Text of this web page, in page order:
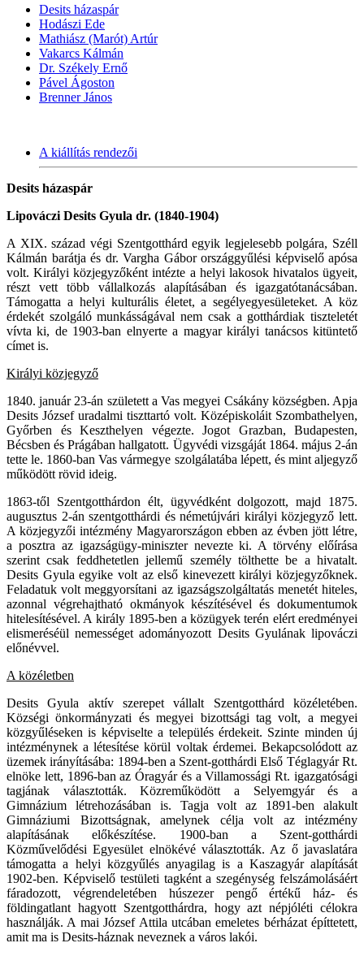
Desits házaspár
Hodászi Ede
Mathiász (Marót) Artúr
Vakarcs Kálmán
Dr. Székely Ernő
Pável Ágoston
Brenner János
A kiállítás rendezői
Desits házaspár
Lipováczi Desits Gyula dr. (1840-1904)
A XIX. század végi Szentgotthárd egyik legjelesebb polgára, Széll
Kálmán barátja és dr. Vargha Gábor országgyűlési képviselő apósa
volt. Királyi közjegyzőként intézte a helyi lakosok hivatalos ügyeit,
részt vett több vállalkozás alapításában és igazgatótanácsában.
Támogatta a helyi kulturális életet, a segélyegyesületeket. A köz
érdekét szolgáló munkásságával nem csak a gotthárdiak tiszteletét
vívta ki, de 1903-ban elnyerte a magyar királyi tanácsos kitüntető
címet is.
Királyi közjegyző
1840. január 23-án született a Vas megyei Csákány községben. Apja
Desits József uradalmi tiszttartó volt. Középiskoláit Szombathelyen,
Győrben és Keszthelyen végezte. Jogot Grazban, Budapesten,
Bécsben és Prágában hallgatott. Ügyvédi vizsgáját 1864. május 2-án
tette le. 1860-ban Vas vármegye szolgálatába lépett, és mint aljegyző
működött rövid ideig.
1863-től Szentgotthárdon élt, ügyvédként dolgozott, majd 1875.
augusztus 2-án szentgotthárdi és németújvári királyi közjegyző lett.
A közjegyzői intézmény Magyarországon ebben az évben jött létre,
a posztra az igazságügy-miniszter nevezte ki. A törvény előírása
szerint csak feddhetetlen jellemű személy tölthette be a hivatalt.
Desits Gyula egyike volt az első kinevezett királyi közjegyzőknek.
Feladatuk volt meggyorsítani az igazságszolgáltatás menetét hiteles,
azonnal végrehajtható okmányok készítésével és dokumentumok
hitelesítésével. A király 1895-ben a közügyek terén elért eredményei
elismeréséül nemességet adományozott Desits Gyulának lipováczi
előnévvel.
A közéletben
Desits Gyula aktív szerepet vállalt Szentgotthárd közéletében.
Községi önkormányzati és megyei bizottsági tag volt, a megyei
közgyűléseken is képviselte a település érdekeit. Szinte minden új
intézménynek a létesítése körül voltak érdemei. Bekapcsolódott az
üzemek irányításába: 1894-ben a Szent-gotthárdi Első Téglagyár Rt.
elnöke lett, 1896-ban az Óragyár és a Villamossági Rt. igazgatósági
tagjának választották. Közreműködött a Selyemgyár és a
Gimnázium létrehozásában is. Tagja volt az 1891-ben alakult
Gimnáziumi Bizottságnak, amelynek célja volt az intézmény
alapításának előkészítése. 1900-ban a Szent-gotthárdi
Közművelődési Egyesület elnökévé választották. Az ő javaslatára
támogatta a helyi közgyűlés anyagilag is a Kaszagyár alapítását
1902-ben. Képviselő testületi tagként a szegénység felszámolásáért
fáradozott, végrendeletében húszezer pengő értékű ház- és
földingatlant hagyott Szentgotthárdra, hogy azt népjóléti célokra
használják. A mai József Attila utcában emeletes bérházat építtetett,
amit ma is Desits-háznak neveznek a város lakói.